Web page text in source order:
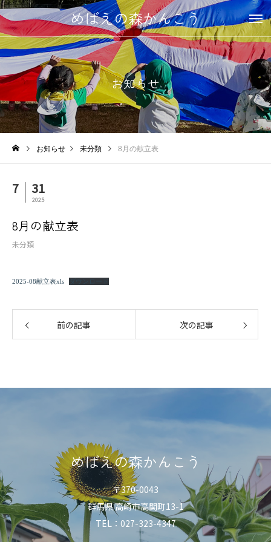
めばえの森かんこう
お知らせ
お知らせ 未分類 8月の献立表
7 31
2025
8月の献立表
未分類
2025-08献立表xls ダウンロード
前の記事 次の記事
めばえの森かんこう
〒370-0043
群馬県 高崎市高関町13-1
TEL：027-323-4347